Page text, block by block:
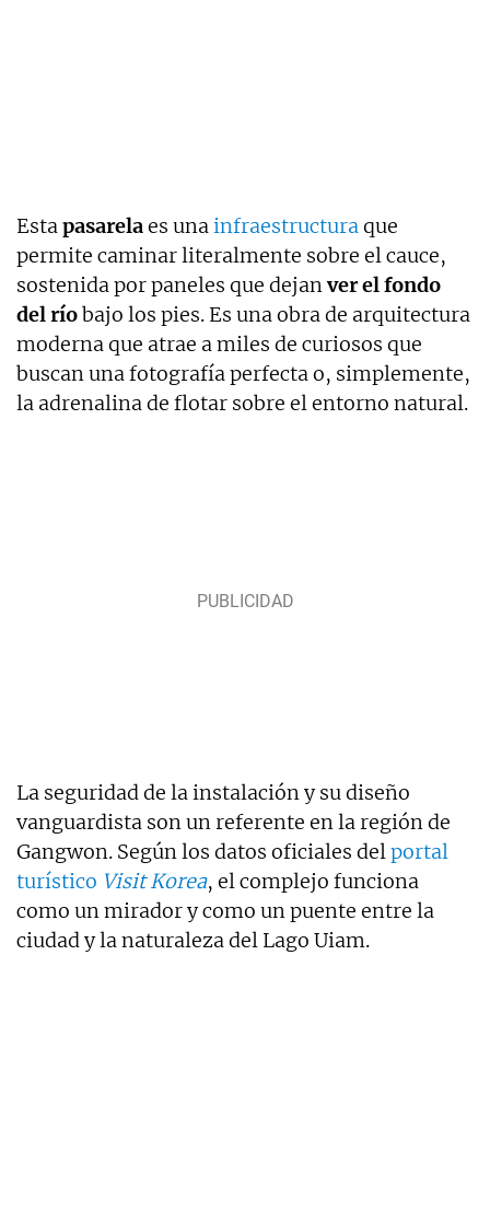
Estapasarelaes unainfraestructuraque
permite caminar literalmente sobre el cauce,
sostenida por paneles que dejanver el fondo
del ríobajo los pies. Es una obra de arquitectura
moderna que atrae a miles de curiosos que
buscan una fotografía perfecta o, simplemente,
la adrenalina de flotar sobre el entorno natural.
La seguridad de la instalación y su diseño
vanguardista son un referente en la región de
Gangwon. Según los datos oficiales delportal
turístico Visit Korea, el complejo funciona
como un mirador y como un puente entre la
ciudad y la naturaleza del Lago Uiam.